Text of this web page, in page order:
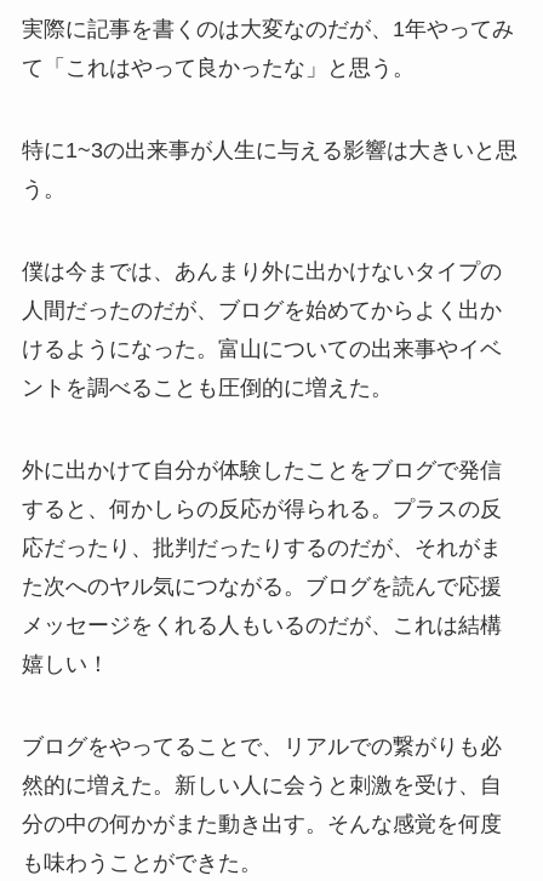
実際に記事を書くのは大変なのだが、1年やってみ
て「これはやって良かったな」と思う。
特に1~3の出来事が人生に与える影響は大きいと思
う。
僕は今までは、あんまり外に出かけないタイプの
人間だったのだが、ブログを始めてからよく出か
けるようになった。富山についての出来事やイベ
ントを調べることも圧倒的に増えた。
外に出かけて自分が体験したことをブログで発信
すると、何かしらの反応が得られる。プラスの反
応だったり、批判だったりするのだが、それがま
た次へのヤル気につながる。ブログを読んで応援
メッセージをくれる人もいるのだが、これは結構
嬉しい！
ブログをやってることで、リアルでの繋がりも必
然的に増えた。新しい人に会うと刺激を受け、自
分の中の何かがまた動き出す。そんな感覚を何度
も味わうことができた。